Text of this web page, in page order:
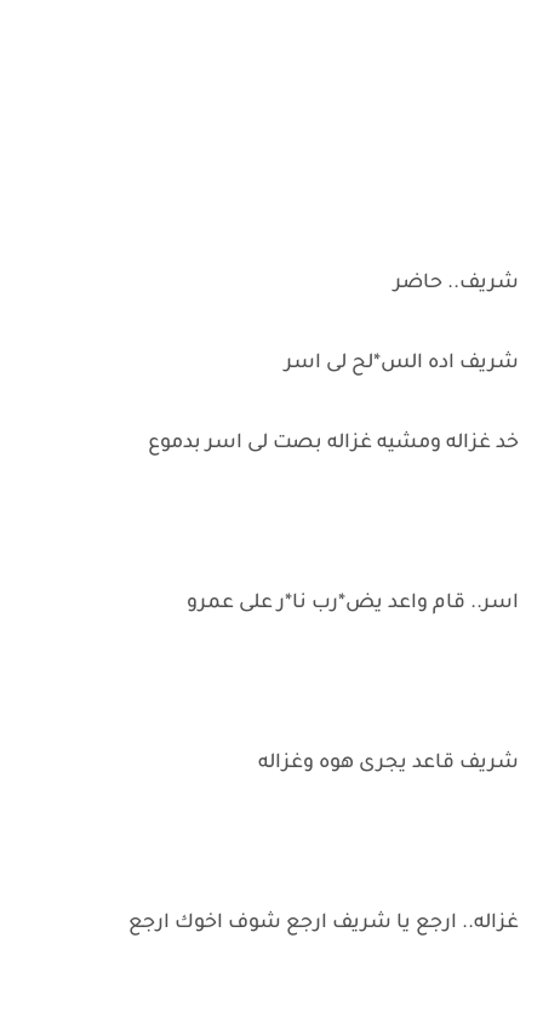
شريف.. حاضر
شريف اده الس*لح لى اسر
خد غزاله ومشيه غزاله بصت لى اسر بدموع
اسر.. قام واعد يض*رب نا*ر على عمرو
شريف قاعد يجرى هوه وغزاله
غزاله.. ارجع يا شريف ارجع شوف اخوك ارجع